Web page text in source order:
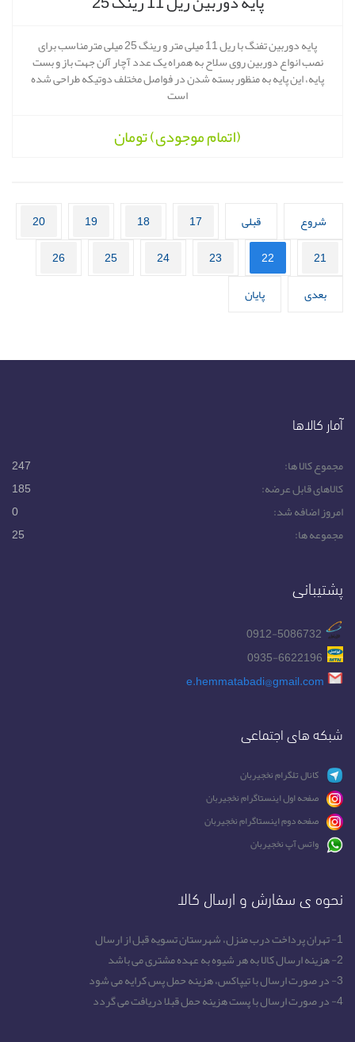
پایه دوربین تفنگ با ریل 11 میلی متر و رینگ 25 میلی مترمناسب برای
نصب انواع دوربین روی سلاح به همراه یک عدد آچار آلن جهت باز و بست
پایه، این پایه به منظور بسته شدن در فواصل مختلف دوتیکه طراحی شده
است
(اتمام موجودی)تومان
شروع قبلی 17
18
19
20
21
22
23
24
25
26
بعدی
پایان
آمار کالاها
مجموع کالا ها:
247
کالاهای قابل عرضه:
185
امروز اضافه شد:
0
مجموعه ها:
25
پشتیبانی
e.hemmatabadi@gmail.com
شبکه های اجتماعی
کانال تلگرام نخجیربان
صفحه اول اینستاگرام نخجیربان
صفحه دوم اینستاگرام نخجیربان
واتس آپ نخجیربان
نحوه ی سفارش و ارسال کالا
1- تهران پرداخت درب منزل، شهرستان تسویه قبل از ارسال
2- هزینه ارسال کالا به هر شیوه به عهده مشتری می باشد
3- در صورت ارسال با تیپاکس، هزینه حمل پس کرایه می شود
4- در صورت ارسال با پست هزینه حمل قبلا دریافت می گردد